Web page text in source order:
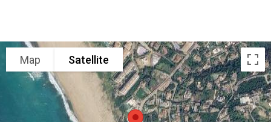
Map Satellite